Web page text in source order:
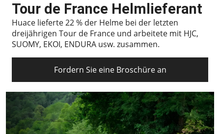
Tour de France Helmlieferant
Huace lieferte 22 % der Helme bei der letzten
dreijährigen Tour de France und arbeitete mit HJC,
SUOMY, EKOI, ENDURA usw. zusammen.
Fordern Sie eine Broschüre an